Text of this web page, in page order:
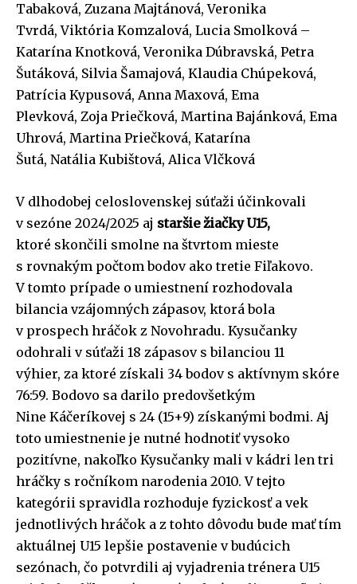
PRIHLÁSIŤ SA ZAREGISTROVAŤ SA
E-mail*
PRIHLÁSIŤ SA ZAREGISTROVAŤ SA
E-mail*
Tabaková, Zuzana Majtánová, Veronika
Tvrdá, Viktória Komzalová, Lucia Smolková –
Katarína Knotková, Veronika Dúbravská, Petra
Šutáková, Silvia Šamajová, Klaudia Chúpeková,
Patrícia Kypusová, Anna Maxová, Ema
Plevková, Zoja Priečková, Martina Bajánková, Ema
Uhrová, Martina Priečková, Katarína
Šutá, Natália Kubištová, Alica Vlčková
V dlhodobej celoslovenskej súťaži účinkovali
v sezóne 2024/2025 aj staršie žiačky U15,
ktoré skončili smolne na štvrtom mieste
s rovnakým počtom bodov ako tretie Fiľakovo.
V tomto prípade o umiestnení rozhodovala
bilancia vzájomných zápasov, ktorá bola
v prospech hráčok z Novohradu. Kysučanky
odohrali v súťaži 18 zápasov s bilanciou 11
výhier, za ktoré získali 34 bodov s aktívnym skóre
76:59. Bodovo sa darilo predovšetkým
Nine Káčeríkovej s 24 (15+9) získanými bodmi. Aj
toto umiestnenie je nutné hodnotiť vysoko
pozitívne, nakoľko Kysučanky mali v kádri len tri
hráčky s ročníkom narodenia 2010. V tejto
kategórii spravidla rozhoduje fyzickosť a vek
jednotlivých hráčok a z tohto dôvodu bude mať tím
aktuálnej U15 lepšie postavenie v budúcich
sezónach, čo potvrdili aj vyjadrenia trénera U15